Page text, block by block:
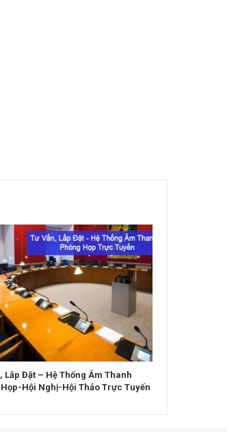
Lắp Đặt – Hệ Thống Âm Thanh
Hội Nghị-Hội Thảo Trực Tuyến